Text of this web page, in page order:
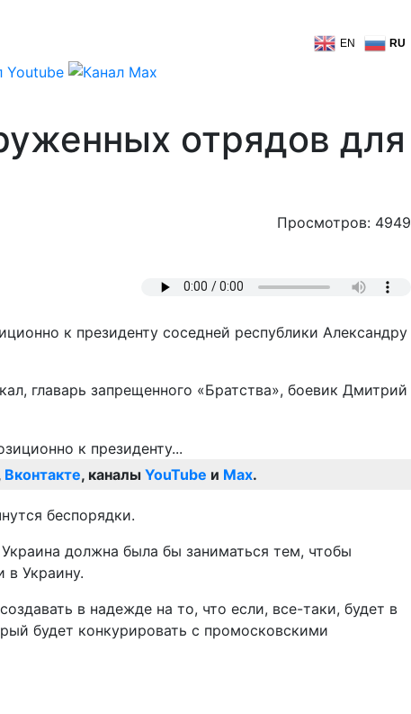
EN RU
отрядов для
Просмотров: 4949
к президенту соседней республики Александру
главарь запрещенного «Братства», боевик Дмитрий
Вконтакте, каналы YouTube и Max.
беспорядки.
должна была бы заниматься тем, чтобы
в Украину.
в надежде на то, что если, все-таки, будет в
будет конкурировать с промосковскими